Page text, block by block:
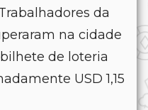
da
na cidade
de loteria
USD 1,15